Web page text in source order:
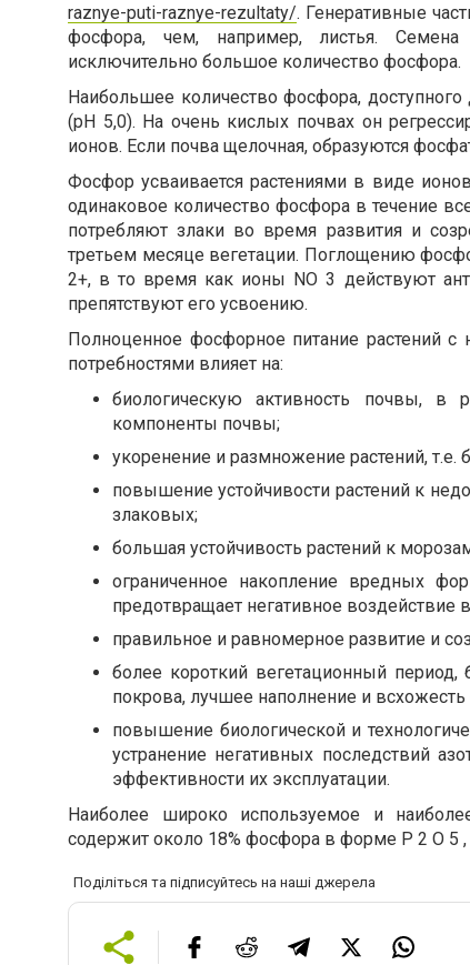
raznye-puti-raznye-rezultaty/. Генеративные
фосфора, чем, например, листья.
исключительно большое количество фосфора.
Наибольшее количество фосфора,
(pH 5,0). На очень кислых почвах он
ионов. Если почва щелочная, образуются
Фосфор усваивается растениями в виде
одинаковое количество фосфора в течение
потребляют злаки во время развития и
третьем месяце вегетации. Поглощению
2+, в то время как ионы NO 3 действуют
препятствуют его усвоению.
Полноценное фосфорное питание растений
потребностями влияет на:
биологическую активность почвы, в
компоненты почвы;
укоренение и размножение растений,
повышение устойчивости растений к
злаковых;
большая устойчивость растений к
ограниченное накопление вредных
предотвращает негативное воздействие
правильное и равномерное развитие и
более короткий вегетационный период,
покрова, лучшее наполнение и всхожесть
повышение биологической и
устранение негативных последствий
эффективности их эксплуатации.
Наиболее широко используемое и
содержит около 18% фосфора в форме P 2 O 5 ,
Поділіться та підписуйтесь на наші джерела